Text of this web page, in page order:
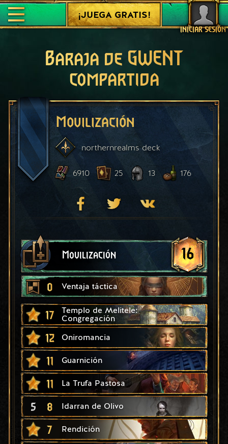
INICIAR SESIÓN
¡JUEGA GRATIS!
Baraja de GWENT
compartida
Movilización
northernrealmsdeck
6910 25 13 176
Movilización 16
0 Ventaja táctica
17
Templo de Melitele:
Congregación
12 Oniromancia
11 Guarnición
11 La Trufa Pastosa
5 8 Idarran de Olivo
7 Rendición